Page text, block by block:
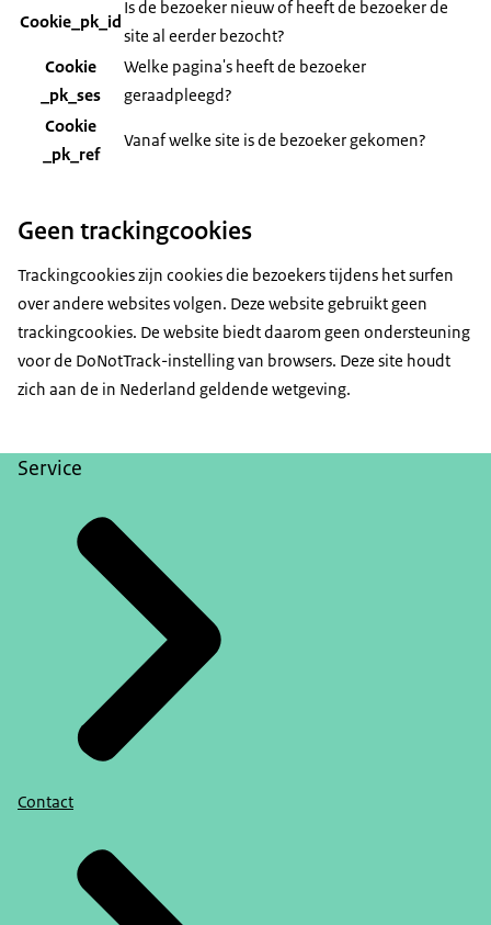
Cookie_pk_id
Is de bezoeker nieuw of heeft de bezoeker de
site al eerder bezocht?
Cookie
_pk_ses
Welke pagina's heeft de bezoeker
geraadpleegd?
Cookie
_pk_ref
Vanaf welke site is de bezoeker gekomen?
Geen trackingcookies
Trackingcookies zijn cookies die bezoekers tijdens het surfen
over andere websites volgen. Deze website gebruikt geen
trackingcookies. De website biedt daarom geen ondersteuning
voor de DoNotTrack-instelling van browsers. Deze site houdt
zich aan de in Nederland geldende wetgeving.
Service
Contact